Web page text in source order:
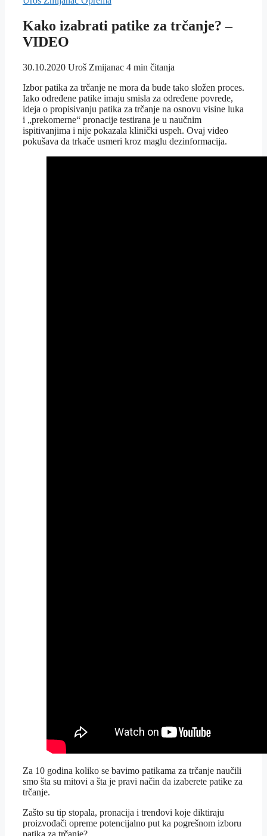
Kako izabrati patike za trčanje? –
VIDEO
30.10.2020 Uroš Zmijanac 4 min čitanja
Izbor patika za trčanje ne mora da bude tako složen proces.
Iako određene patike imaju smisla za određene povrede,
ideja o propisivanju patika za trčanje na osnovu visine luka
i „prekomerne“ pronacije testirana je u naučnim
ispitivanjima i nije pokazala klinički uspeh. Ovaj video
pokušava da trkače usmeri kroz maglu dezinformacija.
Za 10 godina koliko se bavimo patikama za trčanje naučili
smo šta su mitovi a šta je pravi način da izaberete patike za
trčanje.
Zašto su tip stopala, pronacija i trendovi koje diktiraju
proizvođači opreme potencijalno put ka pogrešnom izboru
patika za trčanje?